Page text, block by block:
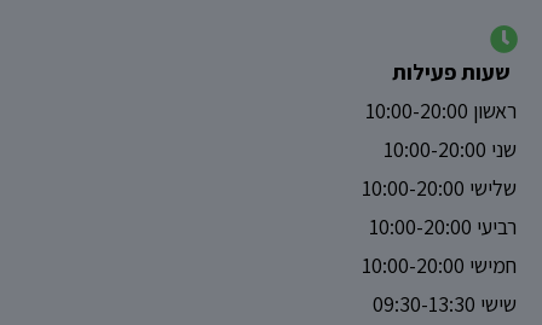
שעות פעילות
ראשון 10:00-20:00
שני 10:00-20:00
שלישי 10:00-20:00
רביעי 10:00-20:00
חמישי 10:00-20:00
שישי 09:30-13:30